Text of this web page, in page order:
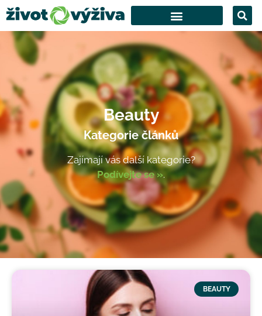
Beauty
Kategorie článků
Zajímají vás další kategorie?
Podívejte se ».
BEAUTY